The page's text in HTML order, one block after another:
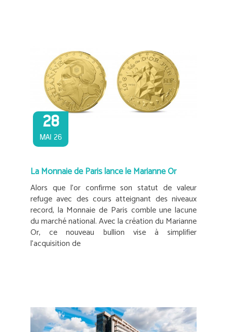
28
MAI 26
La Monnaie de Paris lance le Marianne Or
Alors que l’or confirme son statut de valeur
refuge avec des cours atteignant des niveaux
record, la Monnaie de Paris comble une lacune
du marché national. Avec la création du Marianne
Or, ce nouveau bullion vise à simplifier
l’acquisition de